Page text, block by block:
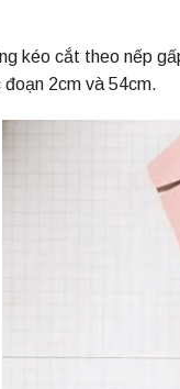
kéo cắt theo nếp
2cm và 54cm.